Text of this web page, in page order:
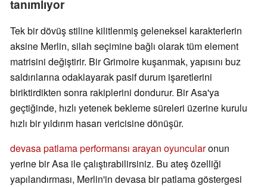
tanımlıyor
Tek bir dövüş stiline kilitlenmiş geleneksel karakterlerin
aksine Merlin, silah seçimine bağlı olarak tüm element
matrisini değiştirir. Bir Grimoire kuşanmak, yapısını buz
saldırılarına odaklayarak pasif durum işaretlerini
biriktirdikten sonra rakiplerini dondurur. Bir Asa'ya
geçtiğinde, hızlı yetenek bekleme süreleri üzerine kurulu
hızlı bir yıldırım hasarı vericisine dönüşür.
devasa patlama performansı arayan oyuncularonun
yerine bir Asa ile çalıştırabilirsiniz. Bu ateş özelliği
yapılandırması, Merlin'in devasa bir patlama göstergesi